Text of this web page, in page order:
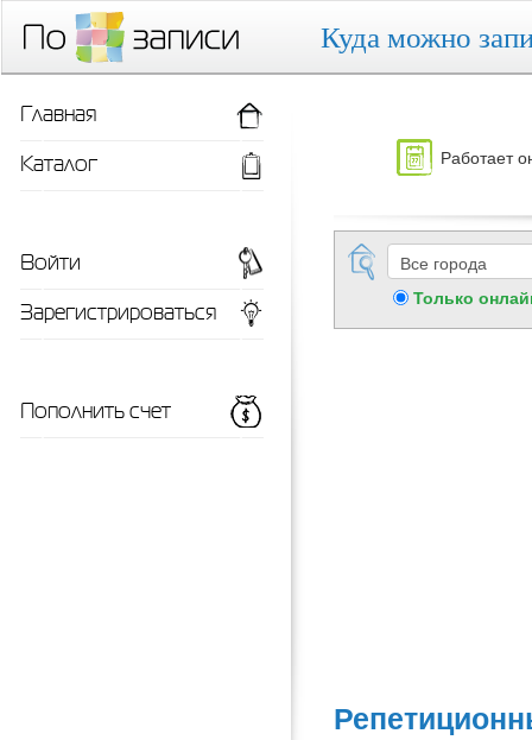
Куда можно
Работает
Только
Главная
Каталог
Войти
Зарегистрироваться
Пополнить счет